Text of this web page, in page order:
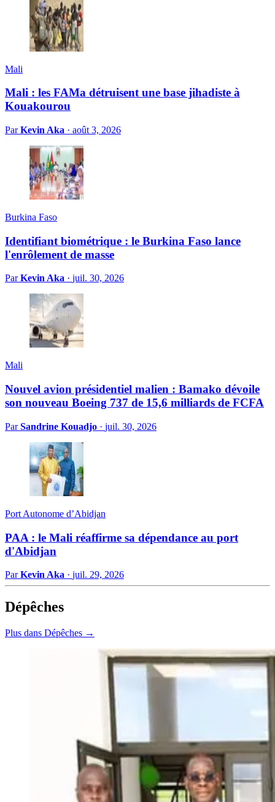
Mali
Mali : les FAMa détruisent une base jihadiste à
Kouakourou
ParKevin Aka · août 3, 2026
Burkina Faso
Identifiant biométrique : le Burkina Faso lance
l'enrôlement de masse
ParKevin Aka · juil. 30, 2026
Mali
Nouvel avion présidentiel malien : Bamako dévoile
son nouveau Boeing 737 de 15,6 milliards de FCFA
ParSandrine Kouadjo · juil. 30, 2026
Port Autonome d’Abidjan
PAA : le Mali réaffirme sa dépendance au port
d'Abidjan
ParKevin Aka · juil. 29, 2026
Dépêches
Plus dans Dépêches →